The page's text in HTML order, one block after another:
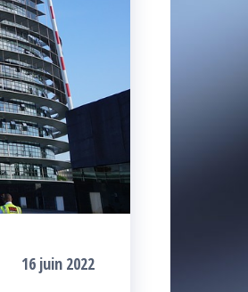
16 juin 2022